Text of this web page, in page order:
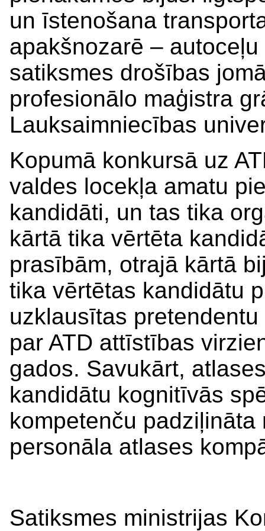
un īstenošana
apakšnozarē –
satiksmes drošības
profesionālo maģistra
Lauksaimniecības
Kopumā konkursā uz
valdes locekļa amatu
kandidāti, un tas tika
kārtā tika vērtēta
prasībām, otrajā kārtā
tika vērtētas kandidātu
uzklausītas
par ATD attīstības
gados. Savukārt,
kandidātu kognitīvās
kompetenču
personāla atlases
Satiksmes ministrijas